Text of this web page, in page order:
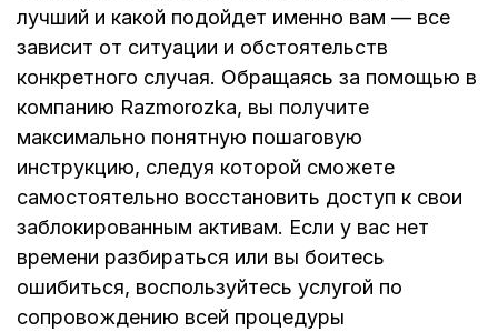
лучший и какой подойдет именно вам — все
зависит от ситуации и обстоятельств
конкретного случая. Обращаясь за помощью в
компанию Razmorozka, вы получите
максимально понятную пошаговую
инструкцию, следуя которой сможете
самостоятельно восстановить доступ к свои
заблокированным активам. Если у вас нет
времени разбираться или вы боитесь
ошибиться, воспользуйтесь услугой по
сопровождению всей процедуры